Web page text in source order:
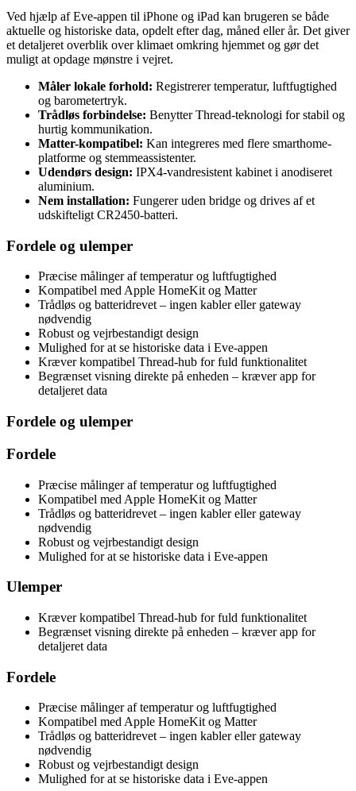
Ved hjælp af Eve-appen til iPhone og iPad kan brugeren se både
aktuelle og historiske data, opdelt efter dag, måned eller år. Det giver
et detaljeret overblik over klimaet omkring hjemmet og gør det
muligt at opdage mønstre i vejret.
Måler lokale forhold: Registrerer temperatur, luftfugtighed
og barometertryk.
Trådløs forbindelse: Benytter Thread-teknologi for stabil og
hurtig kommunikation.
Matter-kompatibel: Kan integreres med flere smarthome-
platforme og stemmeassistenter.
Udendørs design: IPX4-vandresistent kabinet i anodiseret
aluminium.
Nem installation: Fungerer uden bridge og drives af et
udskifteligt CR2450-batteri.
Fordele og ulemper
Præcise målinger af temperatur og luftfugtighed
Kompatibel med Apple HomeKit og Matter
Trådløs og batteridrevet – ingen kabler eller gateway
nødvendig
Robust og vejrbestandigt design
Mulighed for at se historiske data i Eve-appen
Kræver kompatibel Thread-hub for fuld funktionalitet
Begrænset visning direkte på enheden – kræver app for
detaljeret data
Fordele og ulemper
Fordele
Præcise målinger af temperatur og luftfugtighed
Kompatibel med Apple HomeKit og Matter
Trådløs og batteridrevet – ingen kabler eller gateway
nødvendig
Robust og vejrbestandigt design
Mulighed for at se historiske data i Eve-appen
Ulemper
Kræver kompatibel Thread-hub for fuld funktionalitet
Begrænset visning direkte på enheden – kræver app for
detaljeret data
Fordele
Præcise målinger af temperatur og luftfugtighed
Kompatibel med Apple HomeKit og Matter
Trådløs og batteridrevet – ingen kabler eller gateway
nødvendig
Robust og vejrbestandigt design
Mulighed for at se historiske data i Eve-appen